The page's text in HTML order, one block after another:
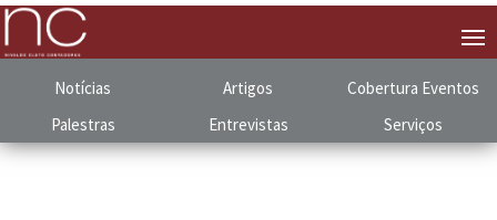
Notícias Artigos Cobertura Eventos
Palestras
Entrevistas Serviços